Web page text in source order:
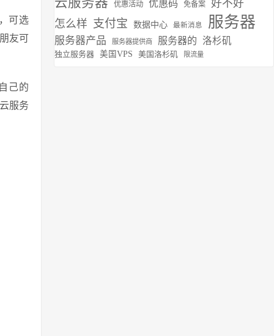
可选
友可
己的
服务
优惠活动 优惠码 免备案
好不好
怎么样 支付宝 数据中心 最新消息 服务器
服务器产品 服务器提供商 服务器的 洛杉矶
独立服务器 美国VPS 美国洛杉矶 限流量